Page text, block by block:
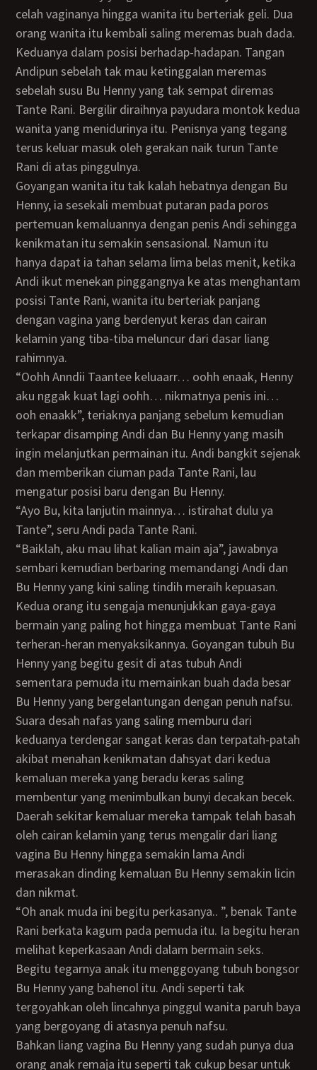
celah vaginanya hingga wanita itu berteriak geli. Dua
orang wanita itu kembali saling meremas buah dada.
Keduanya dalam posisi berhadap-hadapan. Tangan
Andipun sebelah tak mau ketinggalan meremas
sebelah susu Bu Henny yang tak sempat diremas
Tante Rani. Bergilir diraihnya payudara montok kedua
wanita yang menidurinya itu. Penisnya yang tegang
terus keluar masuk oleh gerakan naik turun Tante
Rani di atas pinggulnya.
Goyangan wanita itu tak kalah hebatnya dengan Bu
Henny, ia sesekali membuat putaran pada poros
pertemuan kemaluannya dengan penis Andi sehingga
kenikmatan itu semakin sensasional. Namun itu
hanya dapat ia tahan selama lima belas menit, ketika
Andi ikut menekan pinggangnya ke atas menghantam
posisi Tante Rani, wanita itu berteriak panjang
dengan vagina yang berdenyut keras dan cairan
kelamin yang tiba-tiba meluncur dari dasar liang
rahimnya.
“oohh Anndii Taantee keluaarr… oohh enaak, Henny
aku nggak kuat lagi oohh… nikmatnya penis ini…
ooh enaakk”, teriaknya panjang sebelum kemudian
terkapar disamping Andi dan Bu Henny yang masih
ingin melanjutkan permainan itu. Andi bangkit sejenak
dan memberikan ciuman pada Tante Rani, lau
mengatur posisi baru dengan Bu Henny.
“Ayo Bu, kita lanjutin mainnya… istirahat dulu ya
Tante”, seru Andi pada Tante Rani.
“Baiklah, aku mau lihat kalian main aja”, jawabnya
sembari kemudian berbaring memandangi Andi dan
Bu Henny yang kini saling tindih meraih kepuasan.
Kedua orang itu sengaja menunjukkan gaya-gaya
bermain yang paling hot hingga membuat Tante Rani
terheran-heran menyaksikannya. Goyangan tubuh Bu
Henny yang begitu gesit di atas tubuh Andi
sementara pemuda itu memainkan buah dada besar
Bu Henny yang bergelantungan dengan penuh nafsu.
Suara desah nafas yang saling memburu dari
keduanya terdengar sangat keras dan terpatah-patah
akibat menahan kenikmatan dahsyat dari kedua
kemaluan mereka yang beradu keras saling
membentur yang menimbulkan bunyi decakan becek.
Daerah sekitar kemaluar mereka tampak telah basah
oleh cairan kelamin yang terus mengalir dari liang
vagina Bu Henny hingga semakin lama Andi
merasakan dinding kemaluan Bu Henny semakin licin
dan nikmat.
“Oh anak muda ini begitu perkasanya.. ”, benak Tante
Rani berkata kagum pada pemuda itu. Ia begitu heran
melihat keperkasaan Andi dalam bermain seks.
Begitu tegarnya anak itu menggoyang tubuh bongsor
Bu Henny yang bahenol itu. Andi seperti tak
tergoyahkan oleh lincahnya pinggul wanita paruh baya
yang bergoyang di atasnya penuh nafsu.
Bahkan liang vagina Bu Henny yang sudah punya dua
orang anak remaja itu seperti tak cukup besar untuk